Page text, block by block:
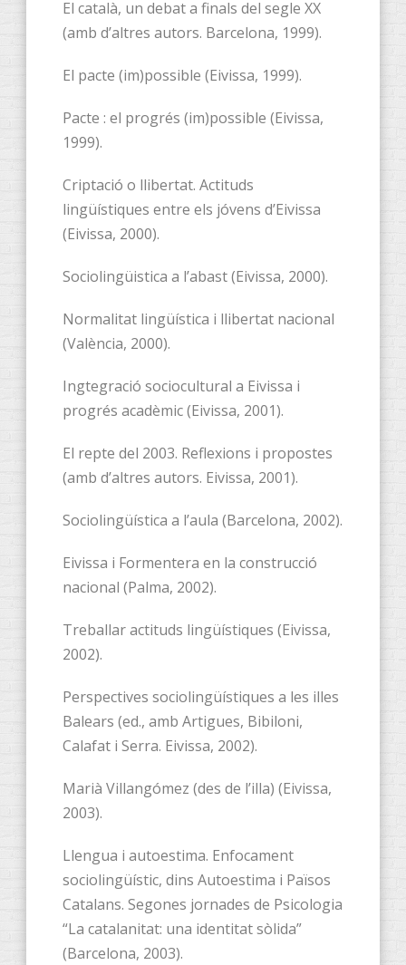
El català, un debat a finals del segle XX
(amb d’altres autors. Barcelona, 1999).
El pacte (im)possible (Eivissa, 1999).
Pacte : el progrés (im)possible (Eivissa,
1999).
Criptació o llibertat. Actituds
lingüístiques entre els jóvens d’Eivissa
(Eivissa, 2000).
Sociolingüistica a l’abast (Eivissa, 2000).
Normalitat lingüística i llibertat nacional
(València, 2000).
Ingtegració sociocultural a Eivissa i
progrés acadèmic (Eivissa, 2001).
El repte del 2003. Reflexions i propostes
(amb d’altres autors. Eivissa, 2001).
Sociolingüística a l’aula (Barcelona, 2002).
Eivissa i Formentera en la construcció
nacional (Palma, 2002).
Treballar actituds lingüístiques (Eivissa,
2002).
Perspectives sociolingüístiques a les illes
Balears (ed., amb Artigues, Bibiloni,
Calafat i Serra. Eivissa, 2002).
Marià Villangómez (des de l’illa) (Eivissa,
2003).
Llengua i autoestima. Enfocament
sociolingüístic, dins Autoestima i Països
Catalans. Segones jornades de Psicologia
“La catalanitat: una identitat sòlida”
(Barcelona, 2003).